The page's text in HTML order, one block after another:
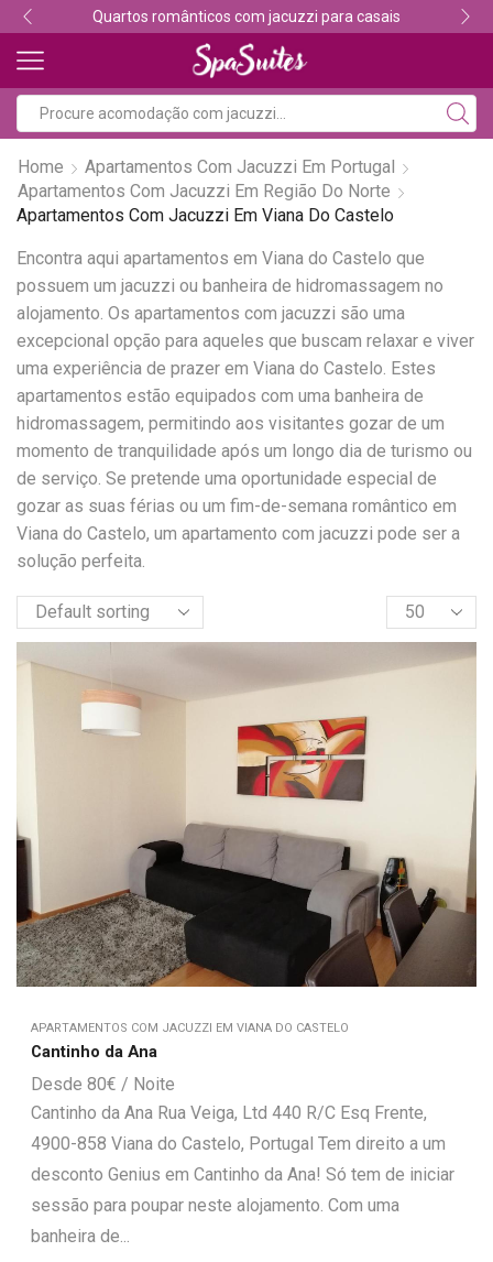
Quartos românticos com jacuzzi para casais
Home
Apartamentos Com Jacuzzi Em Portugal
Apartamentos Com Jacuzzi Em Região Do Norte
Apartamentos Com Jacuzzi Em Viana Do Castelo
Encontra aqui apartamentos em Viana do Castelo que
possuem um jacuzzi ou banheira de hidromassagem no
alojamento. Os apartamentos com jacuzzi são uma
excepcional opção para aqueles que buscam relaxar e viver
uma experiência de prazer em Viana do Castelo. Estes
apartamentos estão equipados com uma banheira de
hidromassagem, permitindo aos visitantes gozar de um
momento de tranquilidade após um longo dia de turismo ou
de serviço. Se pretende uma oportunidade especial de
gozar as suas férias ou um fim-de-semana romântico em
Viana do Castelo, um apartamento com jacuzzi pode ser a
solução perfeita.
APARTAMENTOS COM JACUZZI EM VIANA DO CASTELO
Cantinho da Ana
80€
Cantinho da Ana Rua Veiga, Ltd 440 R/C Esq Frente,
4900-858 Viana do Castelo, Portugal Tem direito a um
desconto Genius em Cantinho da Ana! Só tem de iniciar
sessão para poupar neste alojamento. Com uma
banheira de...